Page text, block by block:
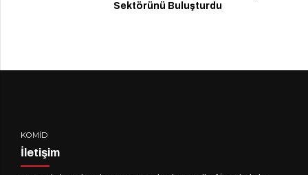
Sektörünü Buluşturdu
KOMİD
İletişim